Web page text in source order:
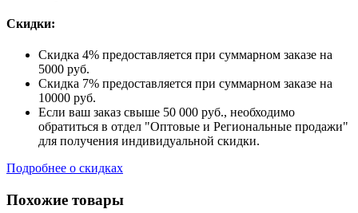
Скидки:
Скидка 4% предоставляется при суммарном заказе на
5000 руб.
Скидка 7% предоставляется при суммарном заказе на
10000 руб.
Если ваш заказ свыше 50 000 руб., необходимо
обратиться в отдел "Оптовые и Региональные продажи"
для получения индивидуальной скидки.
Подробнее о скидках
Похожие товары